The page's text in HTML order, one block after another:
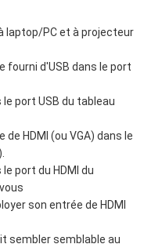
liquides
tactile
laptop/PC et à projecteur
fourni d'USB dans le port
port USB du tableau
HDMI (ou VGA) dans le
port du HDMI du
son entrée de HDMI
sembler semblable au